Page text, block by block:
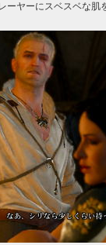
ーヤーにスベスベな肌